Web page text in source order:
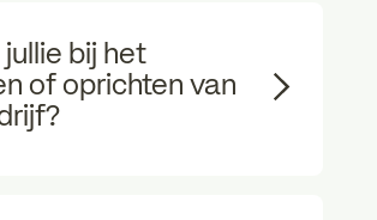
jullie bij het
of oprichten van